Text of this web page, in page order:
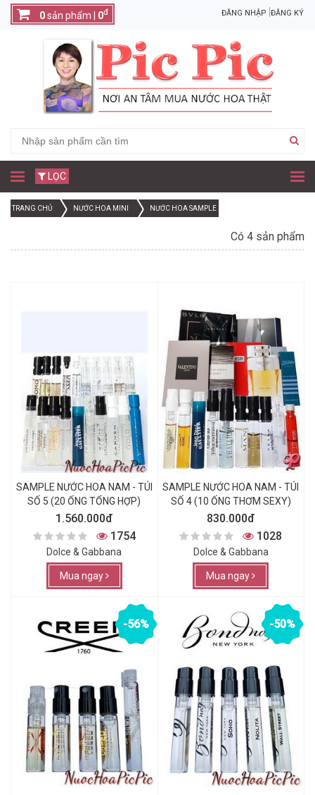
ĐĂNG NHẬP ĐĂNG KÝ
0sản phẩm | 0đ
LỌC
TRANG CHỦ NƯỚC HOA MINI NƯỚC HOA SAMPLE
Có 4 sản phẩm
SAMPLE NƯỚC HOA NAM - TÚI
SỐ 5 (20 ỐNG TỔNG HỢP)
1.560.000đ
1754
Dolce & Gabbana
Mua ngay
SAMPLE NƯỚC HOA NAM - TÚI
SỐ 4 (10 ỐNG THƠM SEXY)
830.000đ
1028
Dolce & Gabbana
Mua ngay
-56% -50%